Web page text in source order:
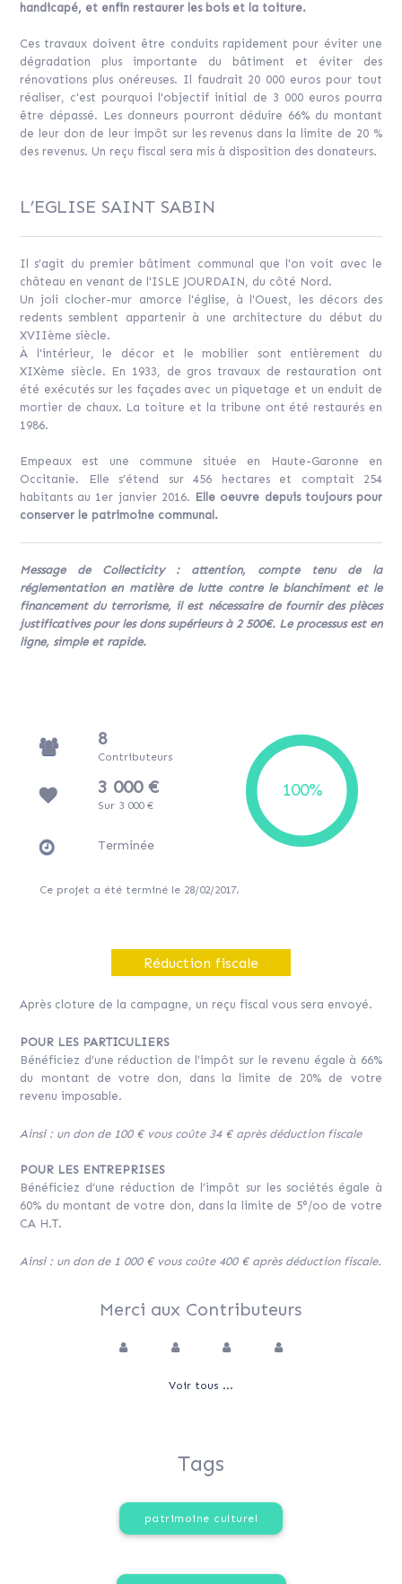
handicapé, et enfin restaurer les bois et la toiture.
Ces travaux doivent être conduits rapidement pour éviter une
dégradation plus importante du bâtiment et éviter des
rénovations plus onéreuses. Il faudrait 20 000 euros pour tout
réaliser, c'est pourquoi l'objectif initial de 3 000 euros pourra
être dépassé. Les donneurs pourront déduire 66% du montant
de leur don de leur impôt sur les revenus dans la limite de 20 %
des revenus. Un reçu fiscal sera mis à disposition des donateurs.
L’EGLISE SAINT SABIN
Il s’agit du premier bâtiment communal que l'on voit avec le
château en venant de l'ISLE JOURDAIN, du côté Nord.
Un joli clocher-mur amorce l'église, à l'Ouest, les décors des
redents semblent appartenir à une architecture du début du
XVIIème siècle.
À l'intérieur, le décor et le mobilier sont entièrement du
XIXème siècle. En 1933, de gros travaux de restauration ont
été exécutés sur les façades avec un piquetage et un enduit de
mortier de chaux. La toiture et la tribune ont été restaurés en
1986.
Empeaux est une commune située en Haute-Garonne en
Occitanie. Elle s’étend sur 456 hectares et comptait 254
habitants au 1er janvier 2016. Elle oeuvre depuis toujours pour
conserver le patrimoine communal.
Message de Collecticity : attention, compte tenu de la
réglementation en matière de lutte contre le blanchiment et le
financement du terrorisme, il est nécessaire de fournir des pièces
justificatives pour les dons supérieurs à 2 500€. Le processus est en
ligne, simple et rapide.
8
Contributeurs
3 000 €
Sur 3 000 €
Terminée
Ce projet a été terminé le 28/02/2017.
Réduction fiscale
Après cloture de la campagne, un reçu fiscal vous sera envoyé.
POUR LES PARTICULIERS
Bénéficiez d’une réduction de l’impôt sur le revenu égale à 66%
du montant de votre don, dans la limite de 20% de votre
revenu imposable.
Ainsi : un don de 100 € vous coûte 34 € après déduction fiscale
POUR LES ENTREPRISES
Bénéficiez d’une réduction de l’impôt sur les sociétés égale à
60% du montant de votre don, dans la limite de 5°/oo de votre
CA H.T.
Ainsi : un don de 1 000 € vous coûte 400 € après déduction fiscale.
Merci aux Contributeurs
Voir tous ...
Tags
patrimoine culturel